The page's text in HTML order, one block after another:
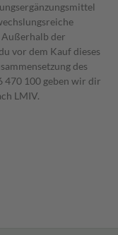
Außerhalb der
vor dem Kauf dieses
des
470 100 geben wir dir
LMIV.